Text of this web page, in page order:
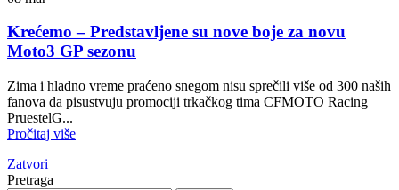
Krećemo – Predstavljene su nove boje za novu
Moto3 GP sezonu
Zima i hladno vreme praćeno snegom nisu sprečili više od 300 naših
fanova da pisustvuju promociji trkačkog tima CFMOTO Racing
PruestelG...
Pročitaj više
Zatvori
Pretraga